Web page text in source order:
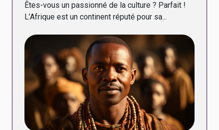
Êtes-vous un passionné de la culture ? Parfait !
L’Afrique est un continent réputé pour sa...